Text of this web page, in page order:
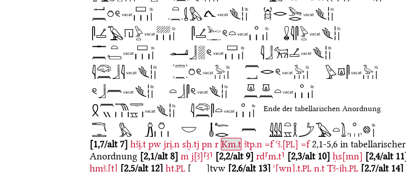
Ende der tabellarischen Anordnung
1,7/alt 7 hꜣi̯.t pw jri̯.n sḫ.tj pn r Km.t ꜣtp.n =f ꜥꜣ.[PL] =f 2,1-5,6 in tabellarischer
Anordnung 2,1/alt 8 m j[ꜣ]⸢ꜣ⸣ 2,2/alt 9 rd⸢m.t⸣ 2,3/alt 10 ḥs[mn]
2,4/alt 11
ḥmꜣ.[t]
2,5/alt 12 ḫt.PL [___]tyw 2,6/alt 13 ꜥ[wn].t.PL n.t Tꜣ-jḥ.PL
2,7/alt 14